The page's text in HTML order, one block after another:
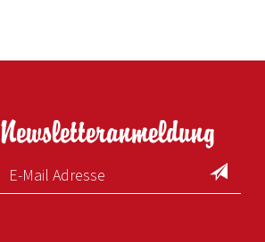
Newsletteranmeldung